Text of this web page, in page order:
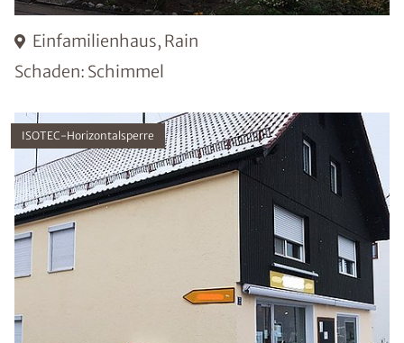
Einfamilienhaus, Rain
Schaden: Schimmel
ISOTEC-Horizontalsperre